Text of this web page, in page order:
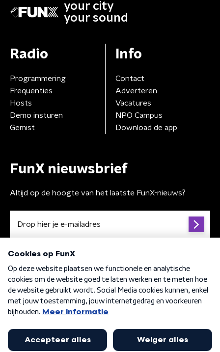
your city
your sound
Radio
Programmering
Frequenties
Hosts
Demo insturen
Gemist
Info
Contact
Adverteren
Vacatures
NPO Campus
Download de app
FunX nieuwsbrief
Altijd op de hoogte van het laatste FunX-nieuws?
Algemene voorwaarden Privacybeleid